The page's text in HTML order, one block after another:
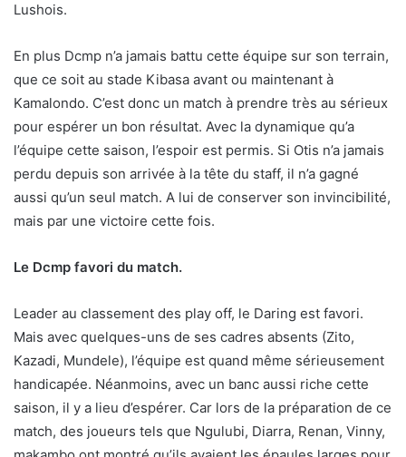
Lushois.
En plus Dcmp n’a jamais battu cette équipe sur son terrain,
que ce soit au stade Kibasa avant ou maintenant à
Kamalondo. C’est donc un match à prendre très au sérieux
pour espérer un bon résultat. Avec la dynamique qu’a
l’équipe cette saison, l’espoir est permis. Si Otis n’a jamais
perdu depuis son arrivée à la tête du staff, il n’a gagné
aussi qu’un seul match. A lui de conserver son invincibilité,
mais par une victoire cette fois.
Le Dcmp favori du match.
Leader au classement des play off, le Daring est favori.
Mais avec quelques-uns de ses cadres absents (Zito,
Kazadi, Mundele), l’équipe est quand même sérieusement
handicapée. Néanmoins, avec un banc aussi riche cette
saison, il y a lieu d’espérer. Car lors de la préparation de ce
match, des joueurs tels que Ngulubi, Diarra, Renan, Vinny,